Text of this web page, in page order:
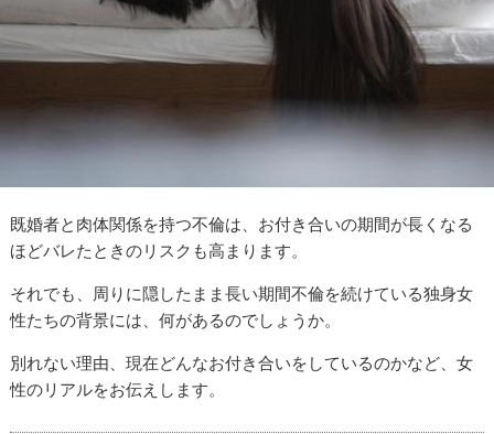
既婚者と肉体関係を持つ不倫は、お付き合いの期間が長くなる
ほどバレたときのリスクも高まります。
それでも、周りに隠したまま長い期間不倫を続けている独身女
性たちの背景には、何があるのでしょうか。
別れない理由、現在どんなお付き合いをしているのかなど、女
性のリアルをお伝えします。